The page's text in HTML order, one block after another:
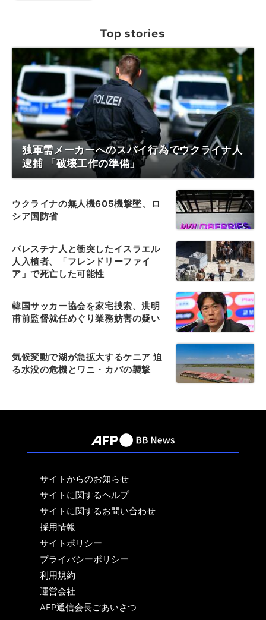
Top stories
独軍需メーカーへのスパイ行為でウクライナ人
逮捕 「破壊工作の準備」
ウクライナの無人機605機撃墜、ロ
シア国防省
パレスチナ人と衝突したイスラエル
人入植者、「フレンドリーファイ
ア」で死亡した可能性
韓国サッカー協会を家宅捜索、洪明
甫前監督就任めぐり業務妨害の疑い
気候変動で湖が急拡大するケニア 迫
る水没の危機とワニ・カバの襲撃
サイトからのお知らせ
サイトに関するヘルプ
サイトに関するお問い合わせ
採用情報
サイトポリシー
プライバシーポリシー
利用規約
運営会社
AFP通信会長ごあいさつ